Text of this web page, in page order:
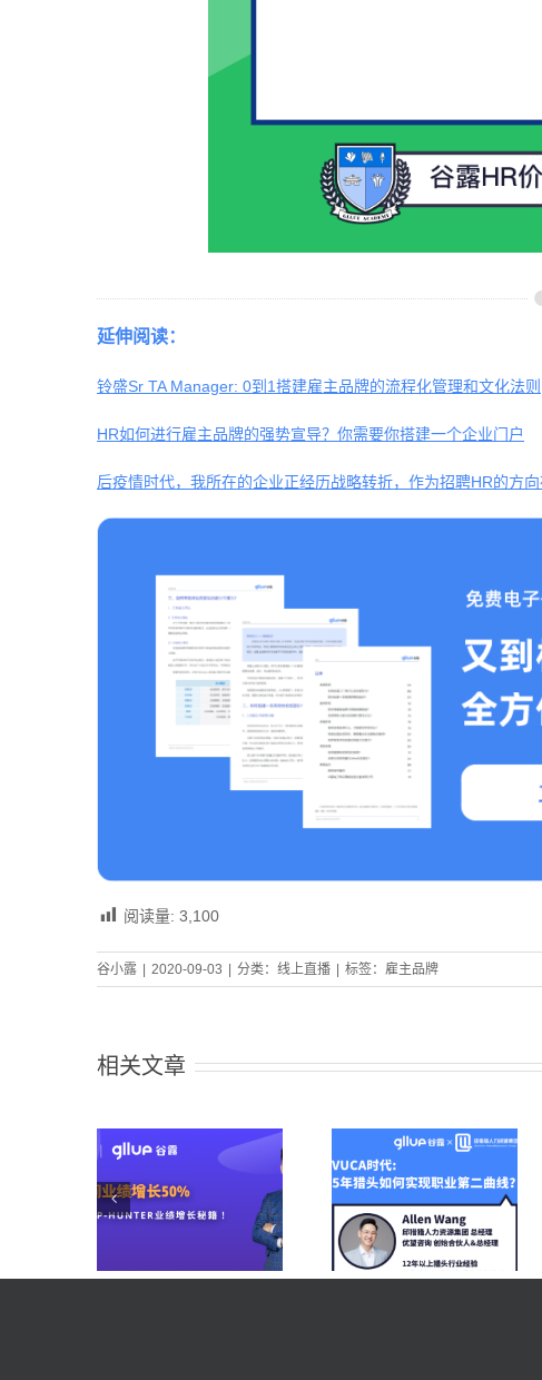
延伸阅读：
铃盛Sr TA Manager: 0到1搭建雇主品牌的流程化管理和文化法则
HR如何进行雇主品牌的强势宣导？你需要你搭建一个企业门户
后疫情时代，我所在的企业正经历战略转折，作为招聘HR的方向
阅读量: 3,100
谷小露 | 2020-09-03 | 分类： 线上直播 | 标签： 雇主品牌
相关文章
邱猎猎集团总经
理王庭钢
《VUCA时代，
5年猎头如何破
局职业第二曲
L&S
Recruitment医
疗组经理分享
《Top Biller的做